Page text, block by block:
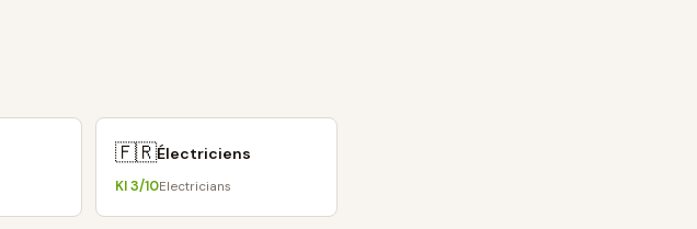
🇫🇷Électriciens
KI3/10Electricians